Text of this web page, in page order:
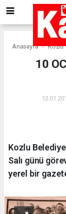
Anasayfa Kozlu
10
Kozlu
Salı günü
yerel bir